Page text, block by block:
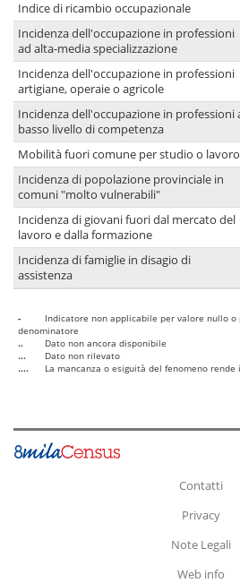
Indice di ricambio occupazionale
Incidenza dell'occupazione in professioni
ad alta-media specializzazione
Incidenza dell'occupazione in professioni
artigiane, operaie o agricole
Incidenza dell'occupazione in professioni
basso livello di competenza
Mobilità fuori comune per studio o lavoro
Incidenza di popolazione provinciale in
comuni "molto vulnerabili"
Incidenza di giovani fuori dal mercato del
lavoro e dalla formazione
Incidenza di famiglie in disagio di
assistenza
-
Indicatore non applicabile per valore nullo o
denominatore
..
Dato non ancora disponibile
...
Dato non rilevato
....
La mancanza o esiguità del fenomeno
Contatti
Privacy
Note Legali
Web info